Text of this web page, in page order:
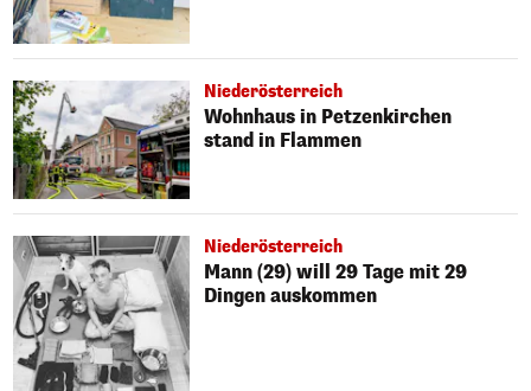
Niederösterreich
Wohnhaus in Petzenkirchen
stand in Flammen
Niederösterreich
Mann (29) will 29 Tage mit 29
Dingen auskommen